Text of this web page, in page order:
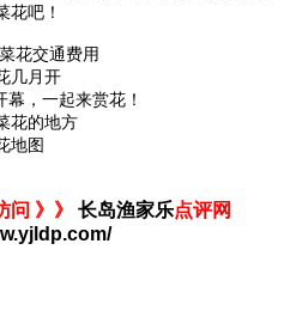
花吧！
花交通费用
几月开
，一起来赏花！
花的地方
地图
问 》》 长岛渔家乐点评网